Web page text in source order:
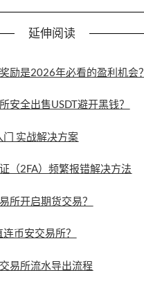
延伸阅读
励是2026年必看的盈利机会？
安全出售USDT避开黑钱？
实战解决方案
（2FA）频繁报错解决方法
所开启期货交易？
币安交易所？
易所流水导出流程